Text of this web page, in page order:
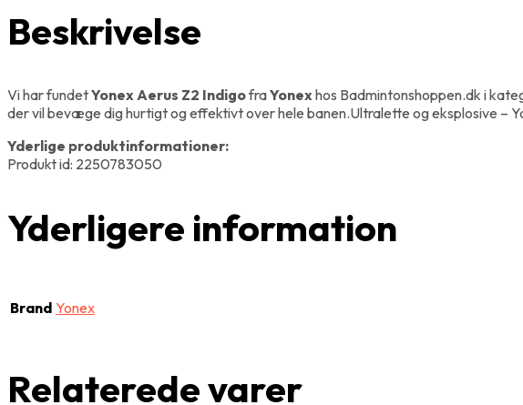
Beskrivelse
Vi har fundetYonex Aerus Z2 IndigofraYonex hos Badmintonshoppen.dk i
der vil bevæge dig hurtigt og effektivt over hele banen.Ultralette og eksplosive –
Yderlige produktinformationer:
Produkt id: 2250783050
Yderligere information
Brand Yonex
Relaterede varer